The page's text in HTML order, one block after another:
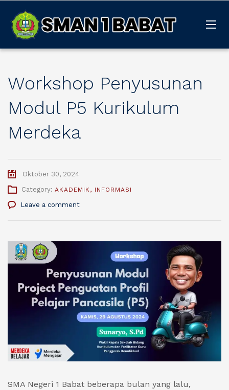
Workshop Penyusunan
Modul P5 Kurikulum
Merdeka
Oktober 30, 2024
Category: AKADEMIK , INFORMASI
Leave a comment
SMA Negeri 1 Babat beberapa bulan yang lalu,